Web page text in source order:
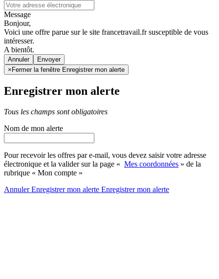
Message
Bonjour,
Voici une offre parue sur le site francetravail.fr susceptible de vous
intéresser.
A bientôt.
Annuler
× Fermer la fenêtre Enregistrer mon alerte
Enregistrer mon alerte
Tous les champs sont obligatoires
Nom de mon alerte
Pour recevoir les offres par e-mail, vous devez saisir votre adresse
électronique et la valider sur la page « Mes coordonnées » de la
rubrique « Mon compte »
AnnulerEnregistrer mon alerte Enregistrermon alerte